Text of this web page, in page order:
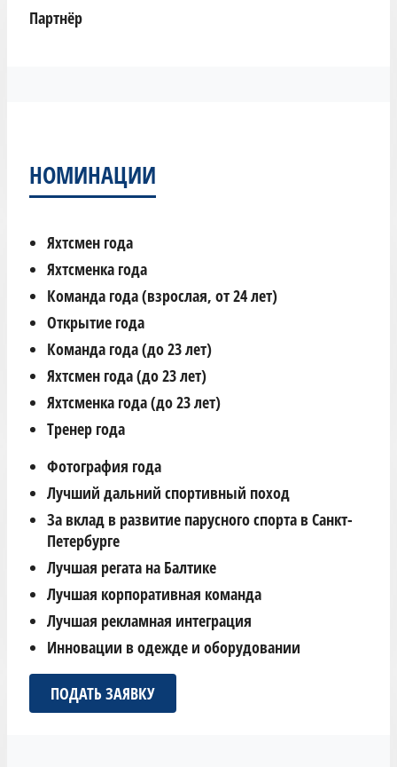
Партнёр
НОМИНАЦИИ
Яхтсмен года
Яхтсменка года
Команда года (взрослая, от 24 лет)
Открытие года
Команда года (до 23 лет)
Яхтсмен года (до 23 лет)
Яхтсменка года (до 23 лет)
Тренер года
Фотография года
Лучший дальний спортивный поход
За вклад в развитие парусного спорта в Санкт-
Петербурге
Лучшая регата на Балтике
Лучшая корпоративная команда
Лучшая рекламная интеграция
Инновации в одежде и оборудовании
ПОДАТЬ ЗАЯВКУ